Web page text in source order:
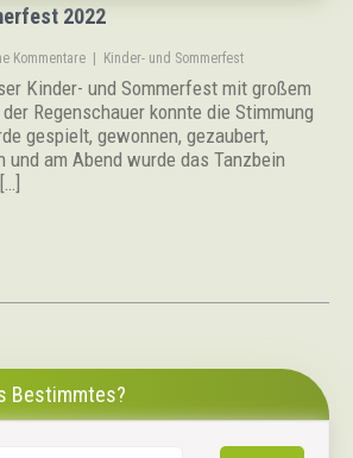
2022
Kommentare Kinder- und Sommerfest
Kinder- und Sommerfest mit großem
Regenschauer konnte die Stimmung
gespielt, gewonnen, gezaubert,
und am Abend wurde das Tanzbein
Bestimmtes?